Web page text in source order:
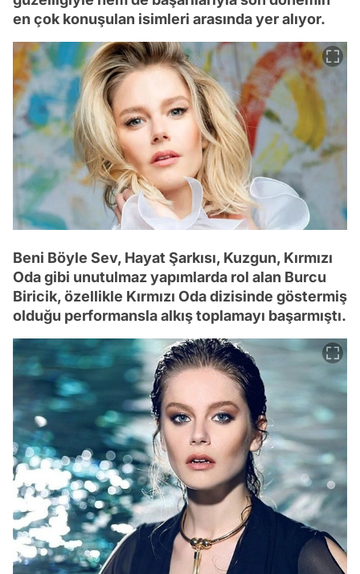
en çok konuşulan isimleri arasında yer alıyor.
Beni Böyle Sev, Hayat Şarkısı, Kuzgun, Kırmızı
Oda gibi unutulmaz yapımlarda rol alan Burcu
Biricik, özellikle Kırmızı Oda dizisinde göstermiş
olduğu performansla alkış toplamayı başarmıştı.